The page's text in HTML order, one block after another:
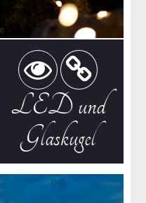
LED und
Glaskugel